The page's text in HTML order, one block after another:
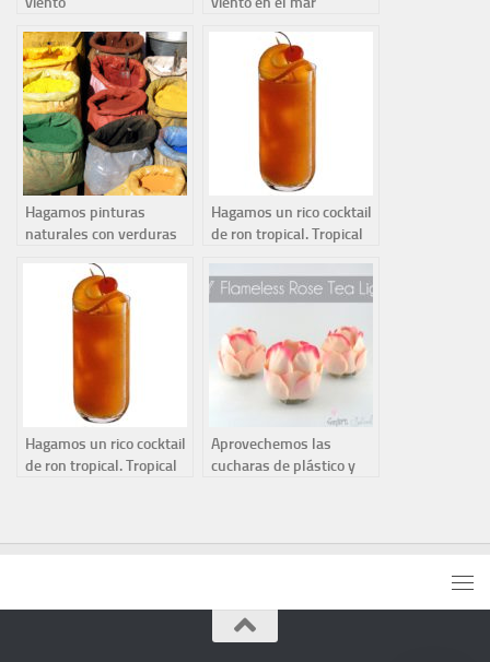
Hagamos pinturas
naturales con verduras
Hagamos un rico cocktail
de ron tropical. Tropical
Hagamos un rico cocktail
de ron tropical. Tropical
Aprovechemos las
cucharas de plástico y